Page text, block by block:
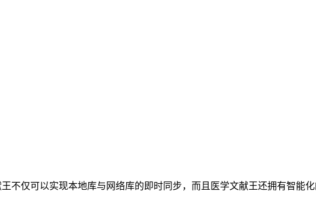
仅可以实现本地库与网络库的即时同步，而且医学文献王还拥有智能